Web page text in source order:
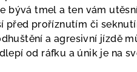
bývá tmel a ten vám
před proříznutím či
a agresivní jízdě
od ráfku a únik je na